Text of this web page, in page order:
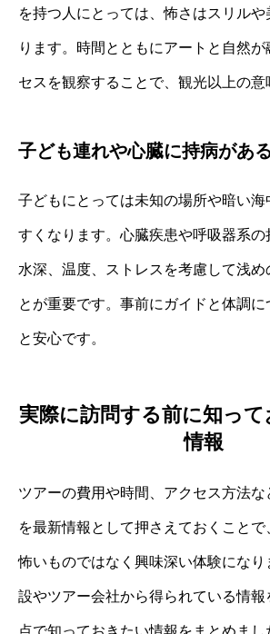
を持つ人にとっては、怖さはスリル
ります。時間とともにアートと自然が
セスを観察することで、観光以上の意
子ども連れや心臓に持病があ
子どもにとっては未知の場所や暗い
すくなります。心臓疾患や呼吸器系の
水深、温度、ストレスを考慮して浅め
とが重要です。事前にガイドと体調に
と安心です。
実際に訪問する前に知っ
情報
ツアーの費用や時間、アクセス方法な
を最新情報として押さえておくことで
怖いものではなく興味深い体験にな
設やツアー会社から得られている情報